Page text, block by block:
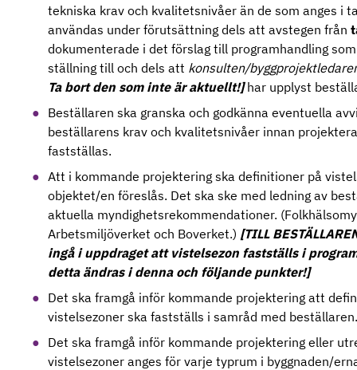
tekniska krav och kvalitetsnivåer än de som anges i
användas under förutsättning dels att avstegen från
dokumenterade i det förslag till programhandling
ställning till och dels att konsulten/
Ta bort den som inte är aktuellt!]har upplyst
Beställaren ska granska och godkänna eventuella
beställarens krav och kvalitetsnivåer innan
fastställas.
Att i kommande projektering ska definitioner på
objektet/en föreslås. Det ska ske med ledning av
aktuella myndighetsrekommendationer.
Arbetsmiljöverket och Boverket.) [TILL
ingå i uppdraget att vistelsezon fastställs i
detta ändras i denna och följande punkter!]
Det ska framgå inför kommande projektering att
vistelsezoner ska fastställs i samråd med beställaren.
Det ska framgå inför kommande projektering eller
vistelsezoner anges för varje typrum i byggnaden/